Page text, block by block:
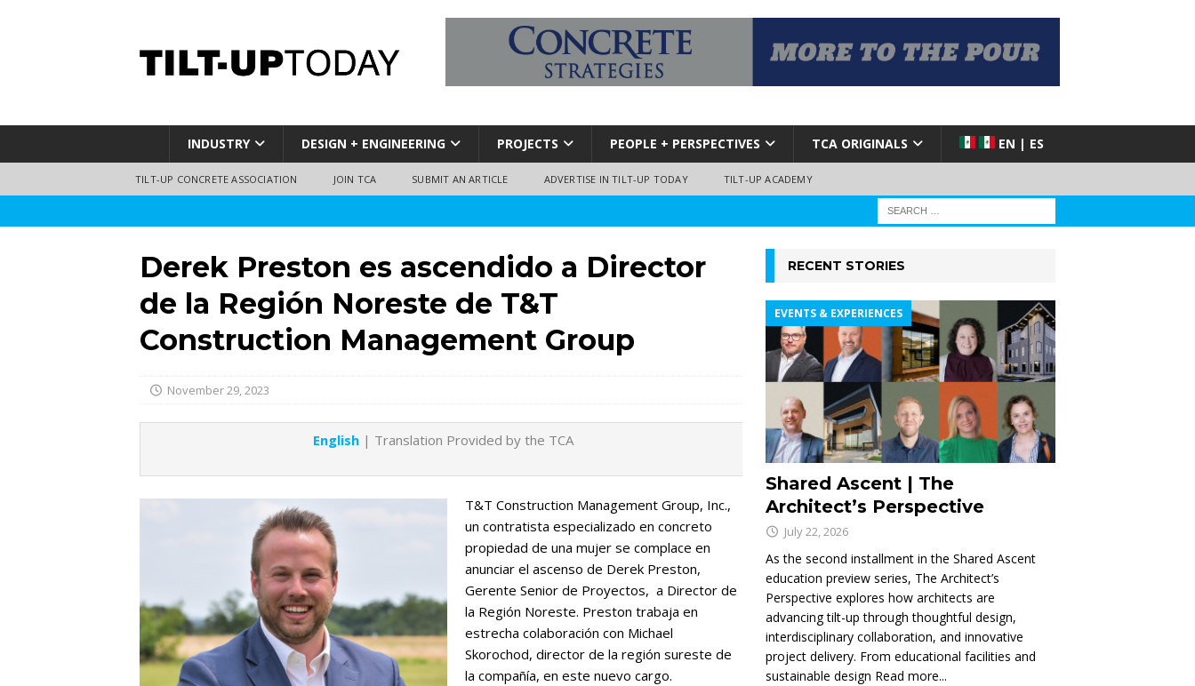
INDUSTRY DESIGN + ENGINEERING PROJECTS PEOPLE + PERSPECTIVES TCA ORIGINALS EN | ES
TILT-UP CONCRETE ASSOCIATION JOIN TCA SUBMIT AN ARTICLE ADVERTISE IN TILT-UP TODAY TILT-UP ACADEMY
Derek Preston es ascendido a Director
de la Región Noreste de T&T
Construction Management Group
November 29, 2023
English | Translation Provided by the TCA
T&T Construction Management Group, Inc.,
un contratista especializado en concreto
propiedad de una mujer se complace en
anunciar el ascenso de Derek Preston,
Gerente Senior de Proyectos, a Director de
la Región Noreste. Preston trabaja en
estrecha colaboración con Michael
Skorochod, director de la región sureste de
la compañía, en este nuevo cargo.
RECENT STORIES
Shared Ascent | The
Architect’s Perspective
EVENTS & EXPERIENCES
July 22, 2026
As the second installment in the Shared Ascent
education preview series, The Architect’s
Perspective explores how architects are
advancing tilt-up through thoughtful design,
interdisciplinary collaboration, and innovative
project delivery. From educational facilities and
sustainable design Read more...